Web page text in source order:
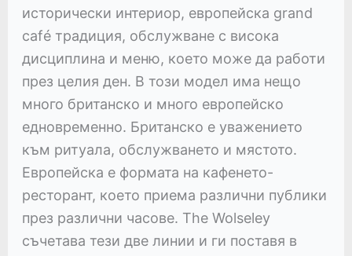
исторически интериор, европейска grand
café традиция, обслужване с висока
дисциплина и меню, което може да работи
през целия ден. В този модел има нещо
много британско и много европейско
едновременно. Британско е уважението
към ритуала, обслужването и мястото.
Европейска е формата на кафенето-
ресторант, което приема различни публики
през различни часове. The Wolseley
съчетава тези две линии и ги поставя в